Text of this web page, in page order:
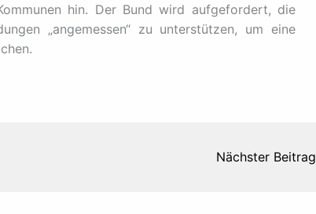
hin. Der Bund wird aufgefordert, die
„angemessen“ zu unterstützen, um eine
Nächster Beitrag